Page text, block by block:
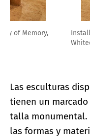
Installation view.
Whitechapel Gallery
Las esculturas
tienen un
talla monumental.
las formas y